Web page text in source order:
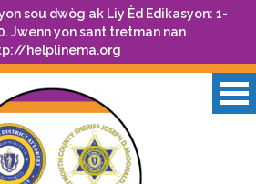
sou dwòg ak Liy Èd Edikasyon: 1-
Jwenn yon sant tretman nan
helplinema.org